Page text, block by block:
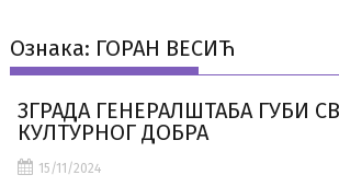
Ознака: ГОРАН ВЕСИЋ
ЗГРАДА ГЕНЕРАЛШТАБА ГУБИ
КУЛТУРНОГ ДОБРА
15/11/2024